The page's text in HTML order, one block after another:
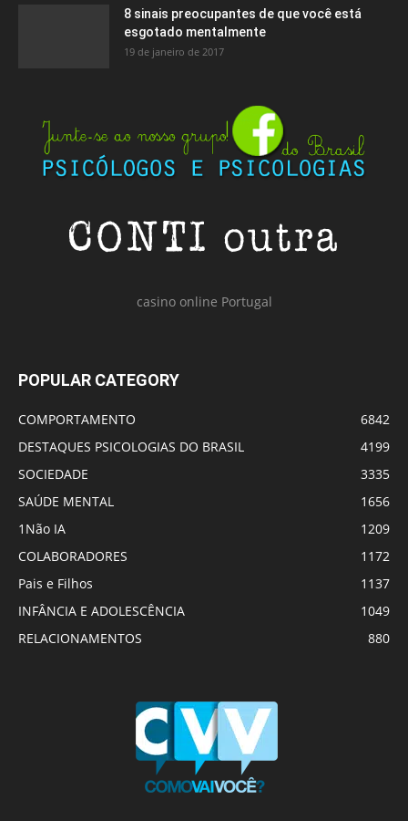
8 sinais preocupantes de que você está
esgotado mentalmente
19 de janeiro de 2017
casino online Portugal
POPULAR CATEGORY
COMPORTAMENTO
6842
DESTAQUES PSICOLOGIAS DO BRASIL
4199
SOCIEDADE
3335
SAÚDE MENTAL
1656
1Não IA
1209
COLABORADORES
1172
Pais e Filhos
1137
INFÂNCIA E ADOLESCÊNCIA
1049
RELACIONAMENTOS
880